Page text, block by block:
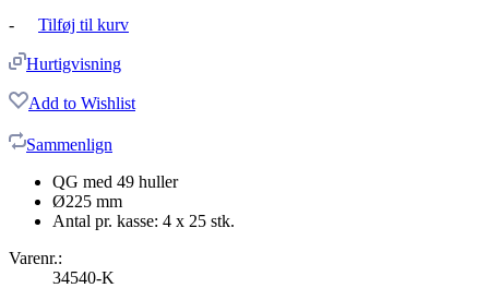
- Tilføj til kurv
Hurtigvisning
Add to Wishlist
Sammenlign
QG med 49 huller
Ø225 mm
Antal pr. kasse: 4 x 25 stk.
Varenr.:
34540-K